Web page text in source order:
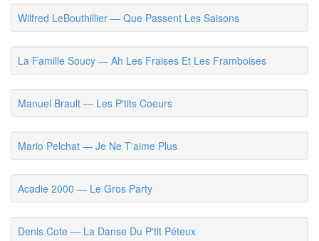
Wilfred LeBouthillier — Que Passent Les Saisons
La Famille Soucy — Ah Les Fraises Et Les Framboises
Manuel Brault — Les P'tits Coeurs
Mario Pelchat — Je Ne T'aime Plus
Acadie 2000 — Le Gros Party
Denis Cote — La Danse Du P'tit Péteux